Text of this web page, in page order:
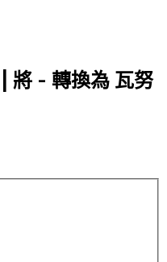
將 - 轉換為 瓦努